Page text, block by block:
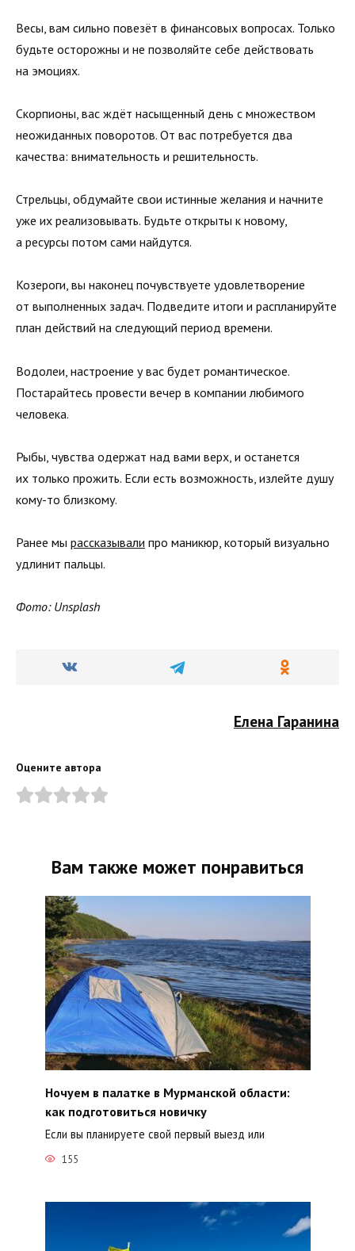
Весы, вам сильно повезёт в финансовых вопросах. Только
будьте осторожны и не позволяйте себе действовать
на эмоциях.
Скорпионы, вас ждёт насыщенный день с множеством
неожиданных поворотов. От вас потребуется два
качества: внимательность и решительность.
Стрельцы, обдумайте свои истинные желания и начните
уже их реализовывать. Будьте открыты к новому,
а ресурсы потом сами найдутся.
Козероги, вы наконец почувствуете удовлетворение
от выполненных задач. Подведите итоги и распланируйте
план действий на следующий период времени.
Водолеи, настроение у вас будет романтическое.
Постарайтесь провести вечер в компании любимого
человека.
Рыбы, чувства одержат над вами верх, и останется
их только прожить. Если есть возможность, излейте душу
кому-то близкому.
Ранее мы рассказывали про маникюр, который визуально
удлинит пальцы.
Фото: Unsplash
Елена Гаранина
Оцените автора
Вам также может понравиться
Ночуем в палатке в Мурманской области:
как подготовиться новичку
Если вы планируете свой первый выезд или
155